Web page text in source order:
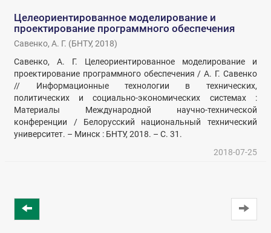
Целеориентированное моделирование и
проектирование программного обеспечения
Савенко, А. Г. (БНТУ,2018)
Савенко, А. Г. Целеориентированное моделирование и
проектирование программного обеспечения / А. Г. Савенко
// Информационные технологии в технических,
политических и социально-экономических системах :
Материалы Международной научно-технической
конференции / Белорусский национальный технический
университет. – Минск : БНТУ, 2018. – С. 31.
2018-07-25